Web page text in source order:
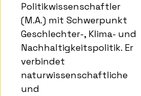
Politikwissenschaftler
(M.A.) mit Schwerpunkt
Geschlechter-, Klima- und
Nachhaltigkeitspolitik. Er
verbindet
naturwissenschaftliche
und